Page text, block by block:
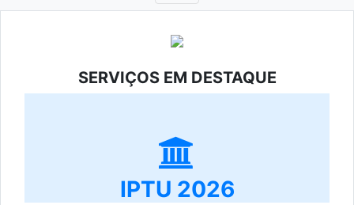
SERVIÇOS EM DESTAQUE
IPTU 2026